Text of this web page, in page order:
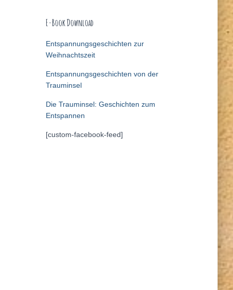
E-Book Download
Entspannungsgeschichten zur
Weihnachtszeit
Entspannungsgeschichten von der
Trauminsel
Die Trauminsel: Geschichten zum
Entspannen
[custom-facebook-feed]